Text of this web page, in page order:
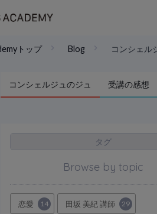
トップ Blog コンシェル
コンシェルジュのジュ 受講の感想
タグ
Browse by topic
恋愛 14 田坂 美紀 講師 29